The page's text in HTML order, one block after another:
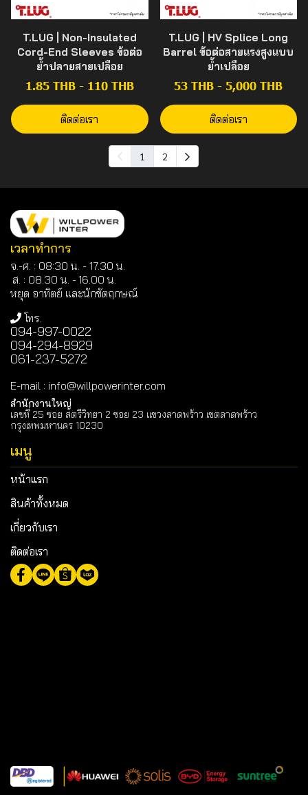
T.LUG | Non-Insulated
Cord-End Sleeves ข้อต่อ
ย้ำปลายสายเปลือย
1.85 THB- 110 THB
ติดต่อเรา
T.LUG | HV Splice Long
Barrel ข้อต่อสายแรงสูงแบบ
ย้ำเปลือย
53 THB - 5,000 THB
ติดต่อเรา
1 2
เวลาทำการ
จ.-ศ. : 08:30 น. - 17.30 น.
ส. : 08.30 น. -16.00 น.
หยุด อาทิตย์ และนักขัตฤกษณ์
โทร.
094-997-0022
094-294-8929
061-237-5272
E-mail : info@willpowerinter.com
สำนักงานใหญ่
เลขที่ 25 ซอย สตรีวิทยา 2 ซอย 23 แขวงลาดพร้าว เขตลาดพร้าว
กรุงเทพมหานคร 10230
เมนู
หน้าแรก
สินค้าทั้งหมด
เกี่ยวกับเรา
ติดต่อเรา